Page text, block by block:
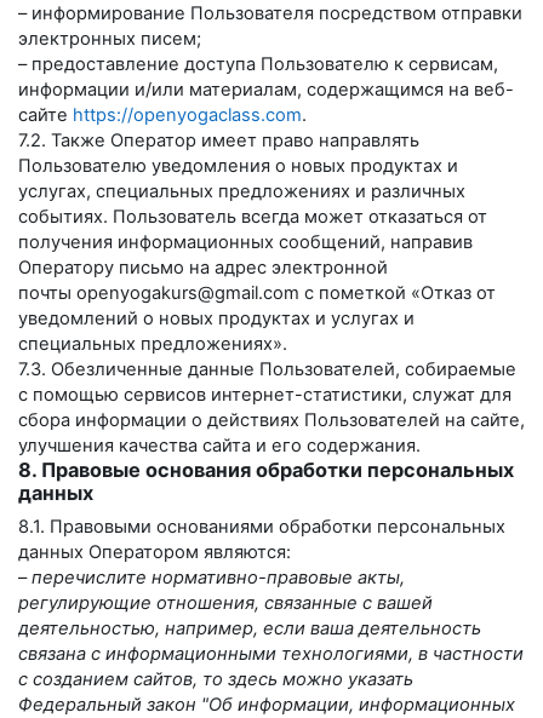
– информирование Пользователя посредством отправки
электронных писем;
– предоставление доступа Пользователю к сервисам,
информации и/или материалам, содержащимся на веб-
сайте https://openyogaclass.com.
7.2. Также Оператор имеет право направлять
Пользователю уведомления о новых продуктах и
услугах, специальных предложениях и различных
событиях. Пользователь всегда может отказаться от
получения информационных сообщений, направив
Оператору письмо на адрес электронной
почты openyogakurs@gmail.com с пометкой «Отказ от
уведомлений о новых продуктах и услугах и
специальных предложениях».
7.3. Обезличенные данные Пользователей, собираемые
с помощью сервисов интернет-статистики, служат для
сбора информации о действиях Пользователей на сайте,
улучшения качества сайта и его содержания.
8. Правовые основания обработки персональных
данных
8.1. Правовыми основаниями обработки персональных
данных Оператором являются:
–перечислите нормативно-правовые акты,
регулирующие отношения, связанные с вашей
деятельностью, например, если ваша деятельность
связана с информационными технологиями, в частности
с созданием сайтов, то здесь можно указать
Федеральный закон "Об информации, информационных